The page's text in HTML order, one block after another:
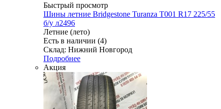
Быстрый просмотр
Шины летние Bridgestone Turanza T001 R17 225/55
б/у л2496
Летние (лето)
Есть в наличии (4)
Склад: Нижний Новгород
Подробнее
Акция